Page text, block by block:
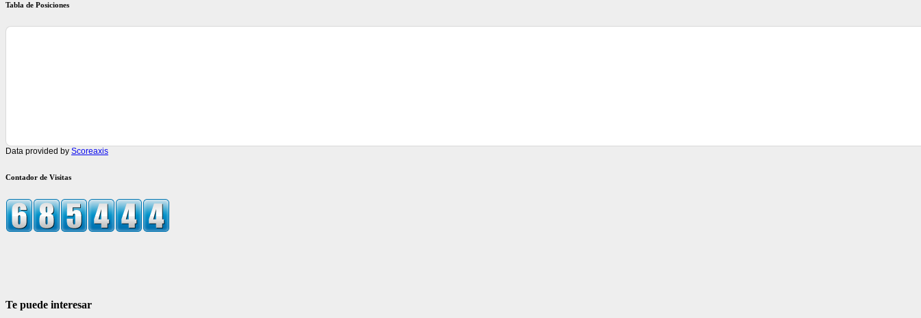
Tabla de Posiciones
Data provided by Scoreaxis
Contador de Visitas
Te puede interesar